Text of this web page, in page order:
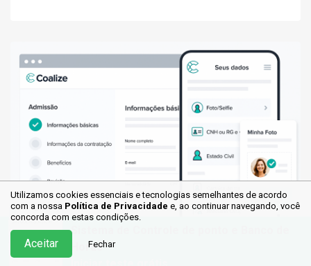
Sistema de Controle de ponto e Banco de
Horas
Utilizamos cookies essenciais e tecnologias semelhantes de acordo
com a nossa Política de Privacidade e, ao continuarnavegando, você
concorda com estas condições.
Aceitar Fechar